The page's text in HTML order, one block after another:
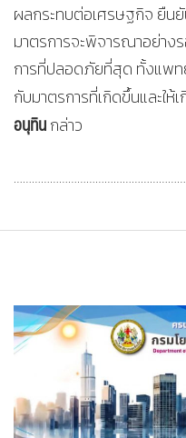
ผลกระทบต่อเศรษฐกิจ ยืน
มาตรการจะพิจารณาอย่าง
การที่ปลอดภัยที่สุด ทั้งแพท
กับมาตรการที่เกิดขึ้นและใ
อนุทินกล่าว